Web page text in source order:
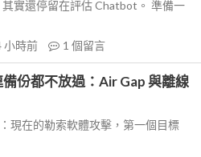
實還停留在評估 Chatbot。 準備一
小時前 1 個留言
份都不放過：Air Gap 與離線
現在的勒索軟體攻擊，第一個目標